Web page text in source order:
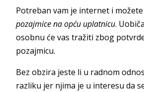
Potreban vam je internet i
pozajmice na opću uplatnicu.
osobnu će vas tražiti zbog
pozajmicu.
Bez obzira jeste li u radnom
razliku jer njima je u interesu da